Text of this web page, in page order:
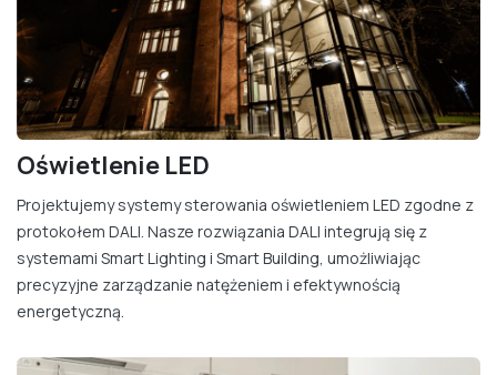
Oświetlenie LED
Projektujemy systemy sterowania oświetleniem LED zgodne z
protokołem DALI. Nasze rozwiązania DALI integrują się z
systemami Smart Lighting i Smart Building, umożliwiając
precyzyjne zarządzanie natężeniem i efektywnością
energetyczną.